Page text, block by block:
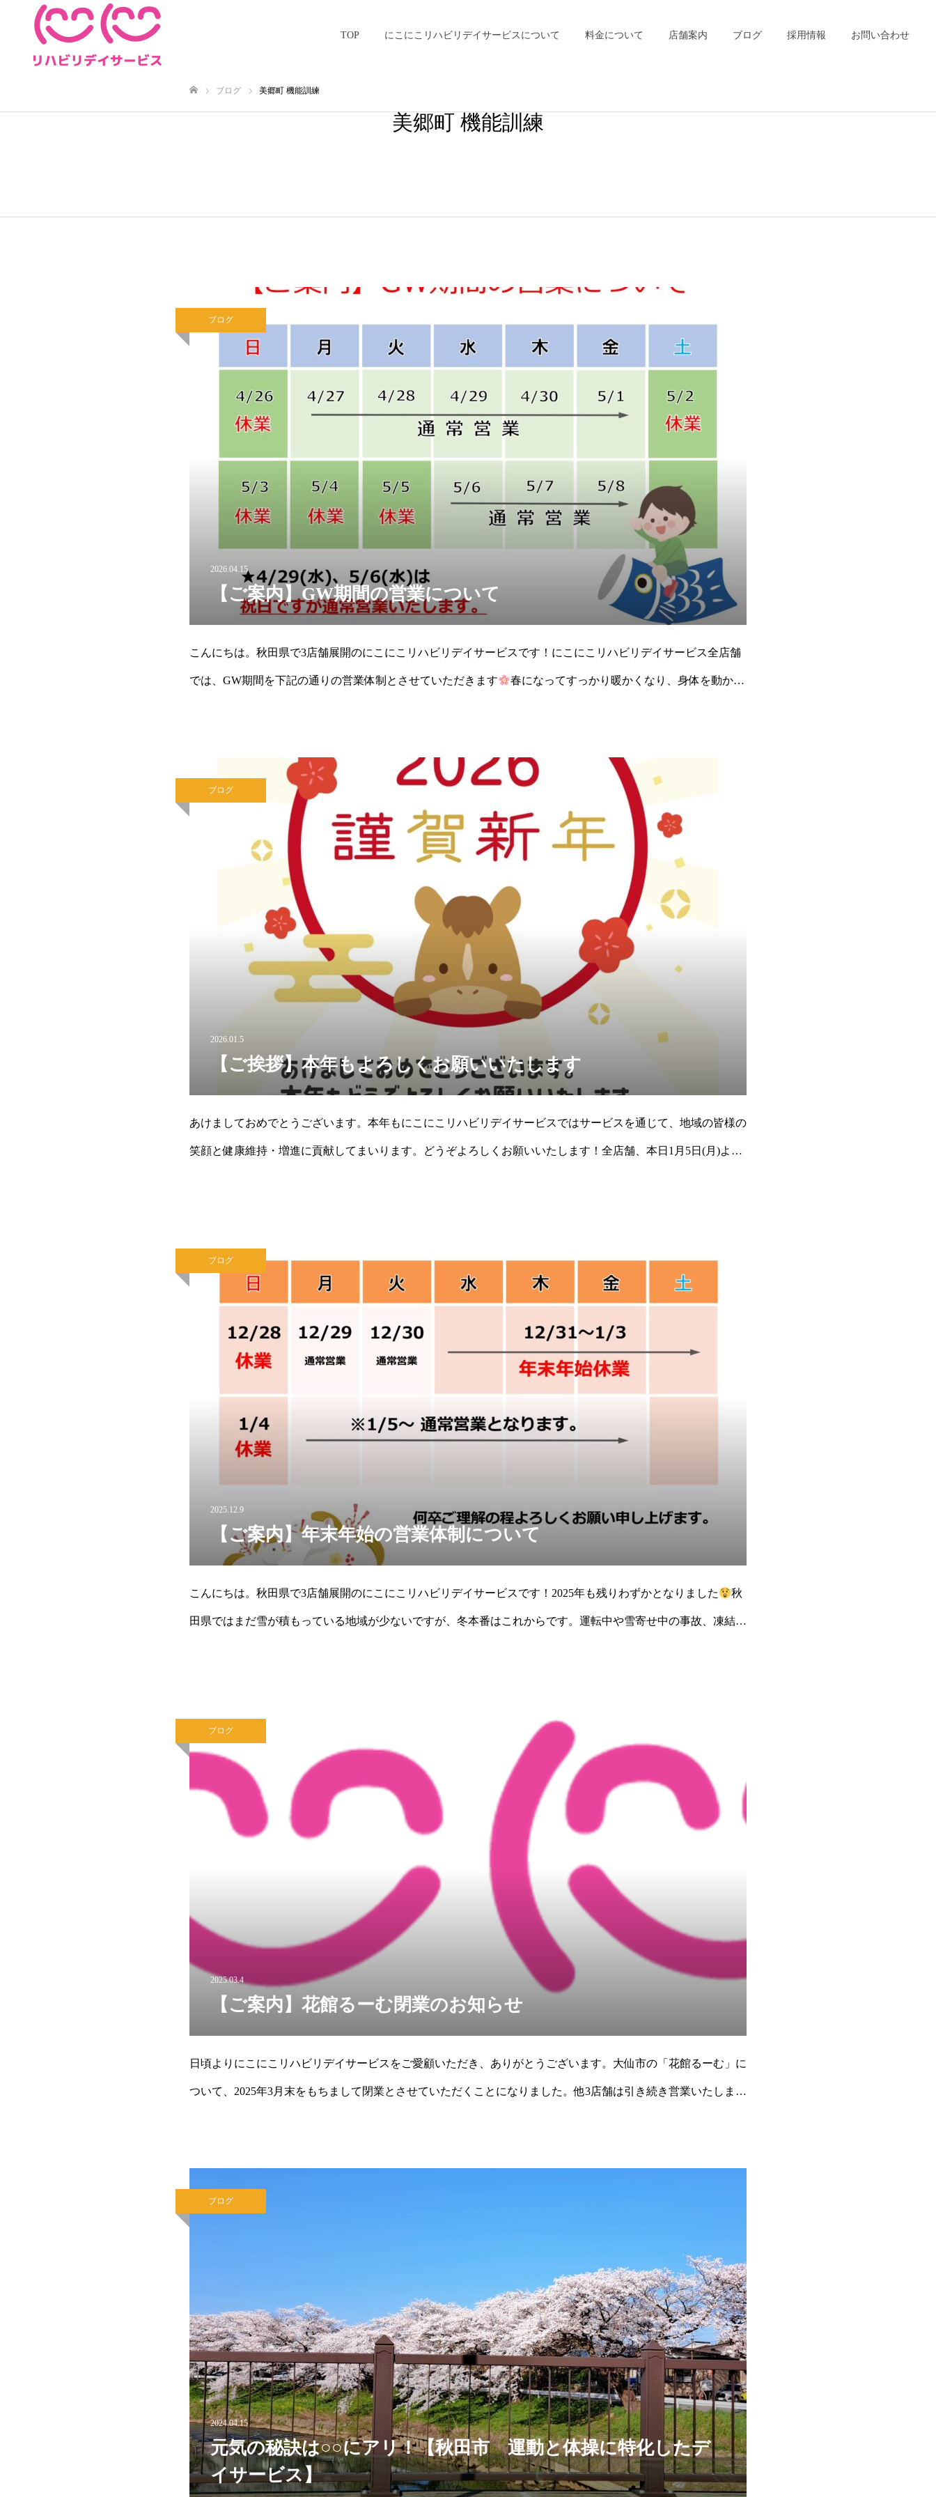
TOP にこにこリハビリデイサービスについて 料金について 店舗案内 ブログ 採用情報 お問い合わせ
ブログ 美郷町 機能訓練
美郷町 機能訓練
ブログ
2026.04.15
【ご案内】GW期間の営業について
こんにちは。秋田県で3店舗展開のにこにこリハビリデイサービスです！にこにこリハビリデイサービス全店舗
では、GW期間を下記の通りの営業体制とさせていただきます 春になってすっかり暖かくなり、身体を動かす
ブログ
2026.01.5
【ご挨拶】本年もよろしくお願いいたします
あけましておめでとうございます。本年もにこにこリハビリデイサービスではサービスを通じて、地域の皆様の
笑顔と健康維持・増進に貢献してまいります。どうぞよろしくお願いいたします！全店舗、本日1月5日(月)より
ブログ
2025.12.9
【ご案内】年末年始の営業体制について
こんにちは。秋田県で3店舗展開のにこにこリハビリデイサービスです！2025年も残りわずかとなりました 秋
田県ではまだ雪が積もっている地域が少ないですが、冬本番はこれからです。運転中や雪寄せ中の事故、凍結し
ブログ
2025.03.4
【ご案内】花館るーむ閉業のお知らせ
日頃よりにこにこリハビリデイサービスをご愛顧いただき、ありがとうございます。大仙市の「花館るーむ」に
ついて、2025年3月末をもちまして閉業とさせていただくことになりました。他3店舗は引き続き営業いたしま
ブログ
2024.04.15
元気の秘訣は○○にアリ！【秋田市 運動と体操に特化したデ
イサービス】